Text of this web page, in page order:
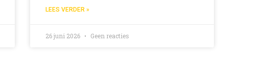
LEES VERDER »
26 juni 2026 Geen reacties